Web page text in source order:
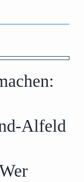
Alfeld